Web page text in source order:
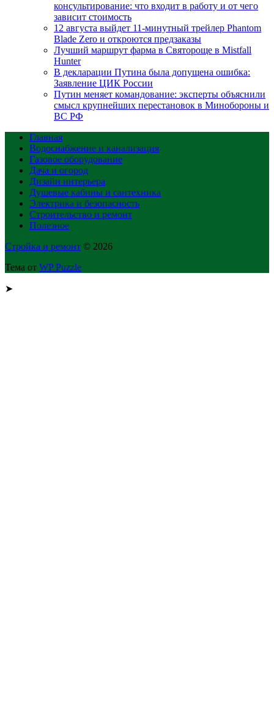
консультирование: что входит в работу и от чего
зависит стоимость
12 августа выйдет 11-минутный трейлер Phantom
Blade Zero и откроются предзаказы
Лучший маршрут фарма в Святороще в Mistfall
Hunter
В декларации Путина была допущена ошибка:
Заявление ЦИК России
Путин меняет командование: эксперты объяснили
смысл крупнейших перестановок в Минобороны и
ВС РФ
Главная
Водоснабжение и канализация
Газовое оборудование
Дача и огород
Дизайн интерьера
Душевые кабины и сантехника
Электрика и безопасность
Строительство и ремонт
Полезное
Стройка и ремонт © 2026
Тема от WP Puzzle
➤